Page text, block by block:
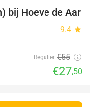
50%
bij Hoeve de Aar
9.4 star
Regulier €55
€27,50